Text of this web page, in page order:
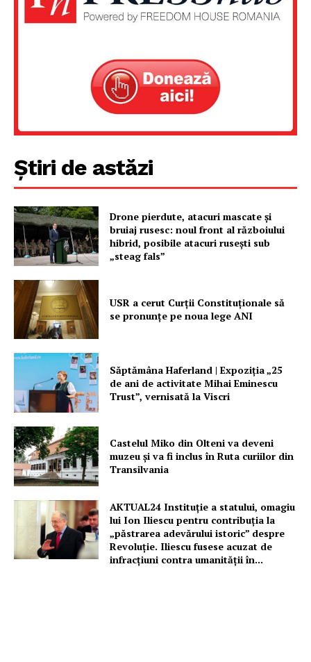
Un proiect
FREEDOM HOUSE ROMÂNIA
PRESShub
Despre noi / Echipa
Proiecte editoriale
Rețea
Contact
Știri de astăzi
Drone pierdute, atacuri mascate și
bruiaj rusesc: noul front al războiului
hibrid, posibile atacuri rusești sub
„steag fals”
USR a cerut Curții Constituționale să
se pronunțe pe noua lege ANI
Săptămâna Haferland | Expoziţia „25
de ani de activitate Mihai Eminescu
Trust”, vernisată la Viscri
Castelul Miko din Olteni va deveni
muzeu şi va fi inclus în Ruta curiilor din
Transilvania
AKTUAL24 Instituție a statului, omagiu
lui Ion Iliescu pentru contribuția la
„păstrarea adevărului istoric” despre
Revoluție. Iliescu fusese acuzat de
infracțiuni contra umanității în...